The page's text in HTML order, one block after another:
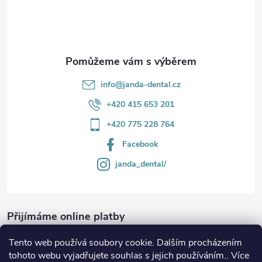
Tento web používá soubory cookie. Dalším procházením
tohoto webu vyjadřujete souhlas s jejich používáním.. Více
info@janda-dental.cz
+420 415 653 201
+420 775 228 764
Facebook
janda_dental/
Přijímáme online platby